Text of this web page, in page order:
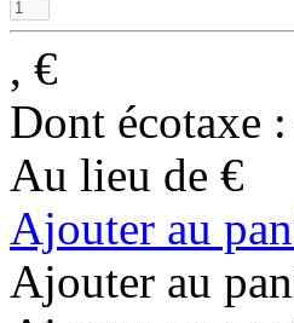
, €
Dont écotaxe :
Au lieu de €
Ajouter au
Ajouter au